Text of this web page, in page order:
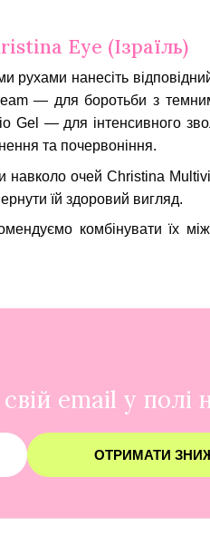
Eye (Ізраїль)
рухами нанесіть
— для боротьби з
Gel — для інтенсивного
та почервоніння.
навколо очей Christina
їй здоровий вигляд.
комбінувати їх
email у полі
ОТРИМАТИ